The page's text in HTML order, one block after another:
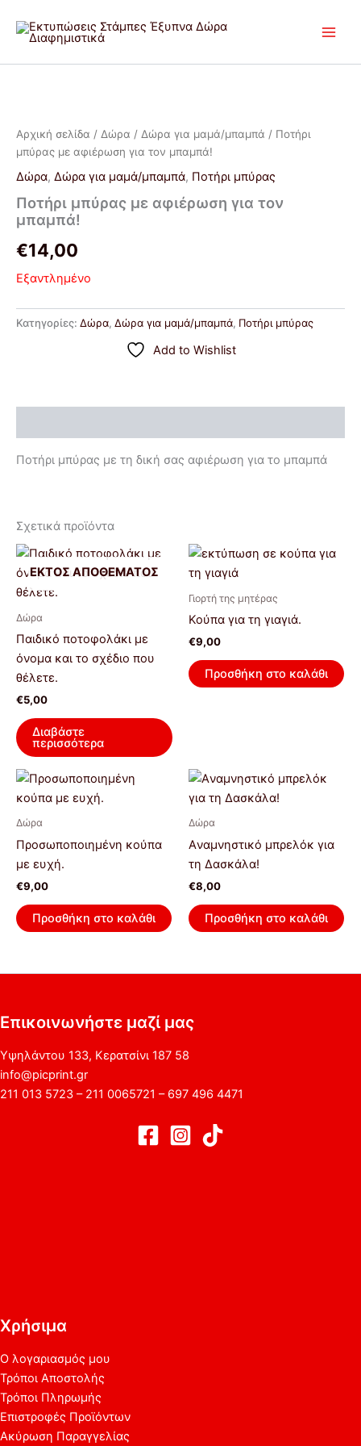
στο
περιεχόμενο
Αρχική σελίδα / Δώρα / Δώρα για μαμά/μπαμπά / Ποτήρι
μπύρας με αφιέρωση για τον μπαμπά!
Δώρα, Δώρα για μαμά/μπαμπά, Ποτήρι μπύρας
Ποτήρι μπύρας με αφιέρωση για τον
μπαμπά!
€14,00
Εξαντλημένο
Κατηγορίες: Δώρα, Δώρα για μαμά/μπαμπά, Ποτήρι μπύρας
Add to Wishlist
Ποτήρι μπύρας με τη δική σας αφιέρωση για το μπαμπά
Σχετικά προϊόντα
ΕΚΤΌΣ ΑΠΟΘΈΜΑΤΟΣ
Δώρα
Παιδικό ποτοφολάκι με
όνομα και το σχέδιο που
θέλετε.
€5,00
Διαβάστε
περισσότερα
Γιορτή της μητέρας
Κούπα για τη γιαγιά.
€9,00
Προσθήκη στο καλάθι
Δώρα
Προσωποποιημένη κούπα
με ευχή.
€9,00
Προσθήκη στο καλάθι
Δώρα
Aναμνηστικό μπρελόκ για
τη Δασκάλα!
€8,00
Προσθήκη στο καλάθι
Επικοινωνήστε μαζί μας
Υψηλάντου 133, Κερατσίνι 187 58
info@picprint.gr
211 013 5723 – 211 0065721 – 697 496 4471
Χρήσιμα
Ο λογαριασμός μου
Τρόποι Αποστολής
Τρόποι Πληρωμής
Επιστροφές Προϊόντων
Ακύρωση Παραγγελίας